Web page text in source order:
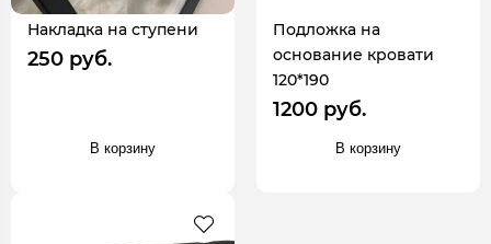
Накладка на ступени
250 руб.
В корзину
Подложка на
основание кровати
120*190
1200 руб.
В корзину